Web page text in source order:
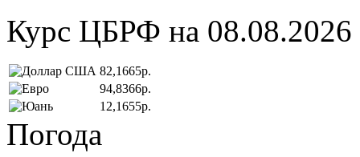
Курс ЦБРФ на 08.08.2026
82,1665р.
94,8366р.
12,1655р.
Погода